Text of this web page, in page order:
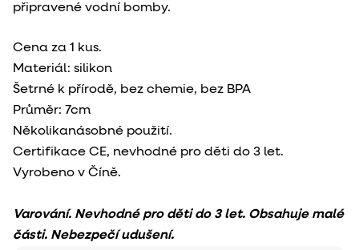
připravené vodní bomby.
Cena za 1 kus.
Materiál: silikon
Šetrné k přírodě, bez chemie, bez BPA
Průměr: 7cm
Několikanásobné použití.
Certifikace CE, nevhodné pro děti do 3 let.
Vyrobeno v Číně.
Varování. Nevhodné pro děti do 3 let. Obsahuje malé
části. Nebezpečí udušení.